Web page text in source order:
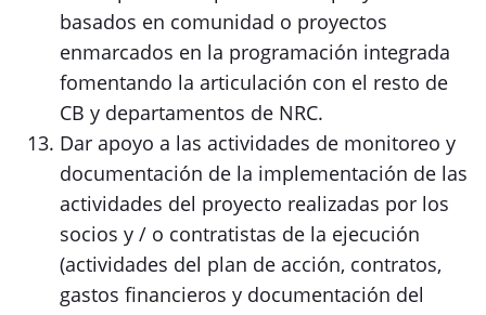
basados en comunidad o proyectos
enmarcados en la programación integrada
fomentando la articulación con el resto de
CB y departamentos de NRC.
Dar apoyo a las actividades de monitoreo y
documentación de la implementación de las
actividades del proyecto realizadas por los
socios y / o contratistas de la ejecución
(actividades del plan de acción, contratos,
gastos financieros y documentación del